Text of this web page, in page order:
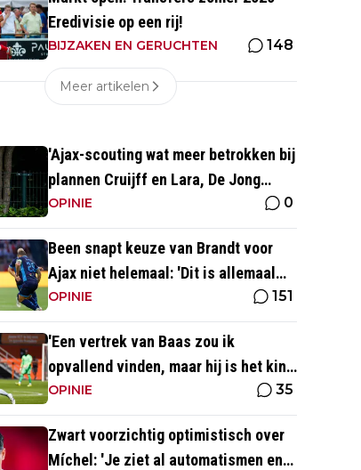
Eredivisie op een rij!
BIJZAKEN EN GERUCHTEN 148
Meer artikelen
'Ajax-scouting wat meer betrokken bij
plannen Cruijff en Lara, De Jong
coördineert'
OPINIE 0
Been snapt keuze van Brandt voor
Ajax niet helemaal: 'Dit is allemaal
wat makkelijker'
OPINIE 151
'Een vertrek van Baas zou ik
opvallend vinden, maar hij is het kind
van de rekening van de komst van
Blind'
OPINIE 35
Zwart voorzichtig optimistisch over
Míchel: 'Je ziet al automatismen en